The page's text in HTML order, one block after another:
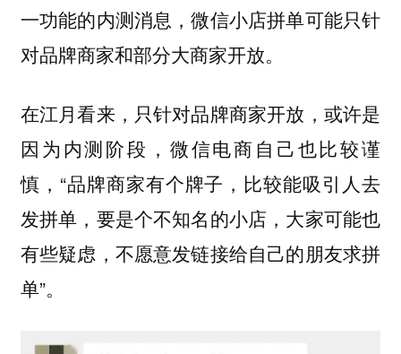
一功能的内测消息，微信小店拼单可能只针
对品牌商家和部分大商家开放。
在江月看来，只针对品牌商家开放，或许是
因为内测阶段，微信电商自己也比较谨
慎，“品牌商家有个牌子，比较能吸引人去
发拼单，要是个不知名的小店，大家可能也
有些疑虑，不愿意发链接给自己的朋友求拼
单”。